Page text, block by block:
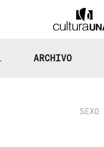
ARCHIVO
SEXO